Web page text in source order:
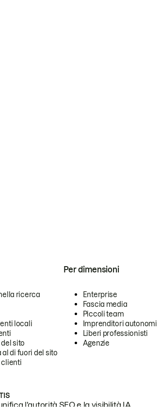
ricerca
locali
sito
di fuori del sito
clienti
Per dimensioni
Enterprise
Fascia media
Piccoli team
Imprenditori autonomi
Liberi professionisti
Agenzie
l'autorità SEO e la visibilità IA.